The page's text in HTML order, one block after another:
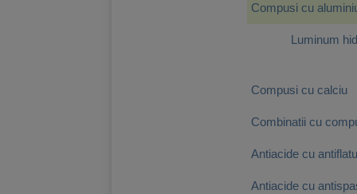
Compusi cu
Luminum
Compusi cu calciu
Combinatii cu
Antiacide cu
Antiacide cu